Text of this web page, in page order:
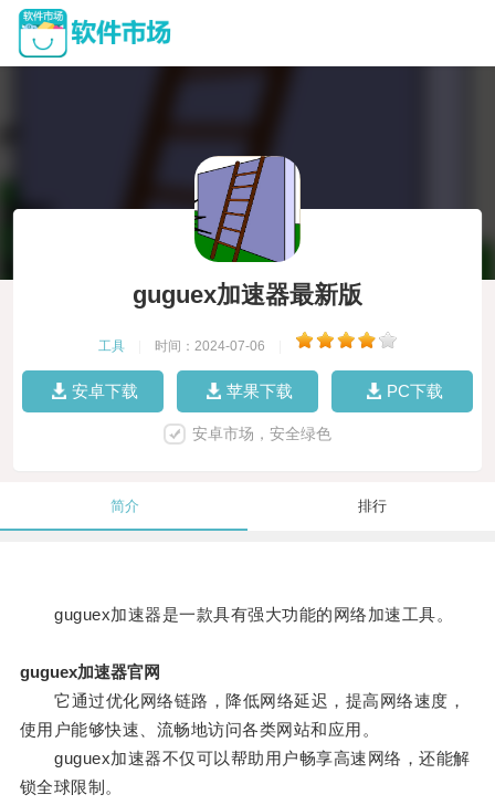
guguex加速器最新版
工具 时间：2024-07-06
安卓下载 苹果下载 PC下载
安卓市场，安全绿色
简介 排行
guguex加速器是一款具有强大功能的网络加速工具。
guguex加速器官网
它通过优化网络链路，降低网络延迟，提高网络速度，
使用户能够快速、流畅地访问各类网站和应用。
guguex加速器不仅可以帮助用户畅享高速网络，还能解
锁全球限制。